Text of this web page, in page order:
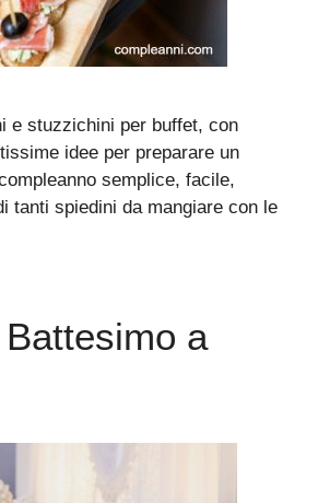
e stuzzichini per buffet, con
idee per preparare un
semplice, facile,
tanti spiedini da mangiare con le
a